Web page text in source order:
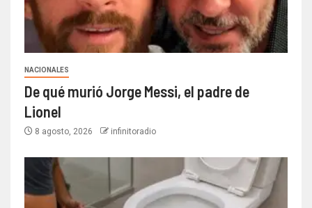
NACIONALES
De qué murió Jorge Messi, el padre de
Lionel
8 agosto, 2026 infinitoradio